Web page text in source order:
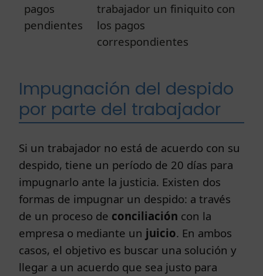
pagos
pendientes
trabajador un finiquito con
los pagos
correspondientes
Impugnación del despido
por parte del trabajador
Si un trabajador no está de acuerdo con su
despido, tiene un período de 20 días para
impugnarlo ante la justicia. Existen dos
formas de impugnar un despido: a través
de un proceso de conciliación con la
empresa o mediante un juicio. En ambos
casos, el objetivo es buscar una solución y
llegar a un acuerdo que sea justo para